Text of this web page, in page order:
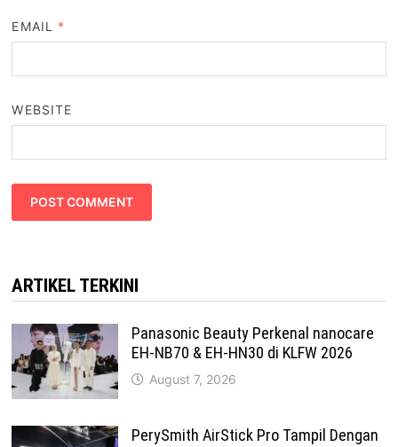
EMAIL *
WEBSITE
ARTIKEL TERKINI
Panasonic Beauty Perkenal nanocare
EH-NB70 & EH-HN30 di KLFW 2026
August 7, 2026
PerySmith AirStick Pro Tampil Dengan